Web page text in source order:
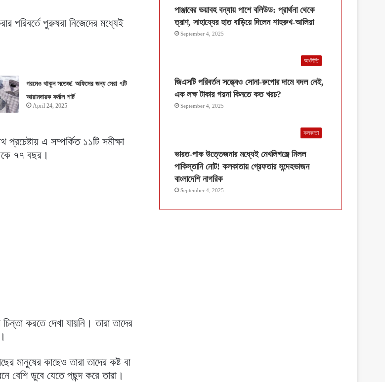
পরিবর্তে পুরুষরা নিজেদের মধ্যেই
গরমেও থাকুন সতেজ! অফিসের জন্য সেরা ৭টি
আরামদায়ক ফর্মাল শার্ট
April 24, 2025
প্রচেষ্টায় এ সম্পর্কিত ১১টি সমীক্ষা
৭৭ বছর।
করতে দেখা যায়নি। তারা তাদের
মানুষের কাছেও তারা তাদের কষ্ট বা
বেশি ডুবে যেতে পছন্দ করে তারা।
পাঞ্জাবের ভয়াবহ বন্যায় পাশে বলিউড: প্রার্থনা থেকে
ত্রাণ, সাহায্যের হাত বাড়িয়ে দিলেন শাহরুখ-আলিয়া
September 4, 2025
অর্থনীতি
জিএসটি পরিবর্তন সত্ত্বেও সোনা-রুপোর দামে বদল নেই,
এক লক্ষ টাকার গয়না কিনতে কত খরচ?
September 4, 2025
কলকাতা
ভারত-পাক উত্তেজনার মধ্যেই মেখলিগঞ্জে মিলল
পাকিস্তানি নোট! কলকাতায় গ্রেফতার সন্দেহভাজন
বাংলাদেশি নাগরিক
September 4, 2025